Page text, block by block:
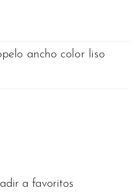
ancho color liso
a favoritos